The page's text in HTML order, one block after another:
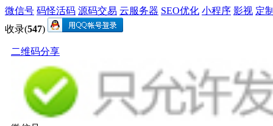
微信号 码怪活码 源码交易 云服务器 SEO优化 小程序 影视 定
收录(547)
二维码分享